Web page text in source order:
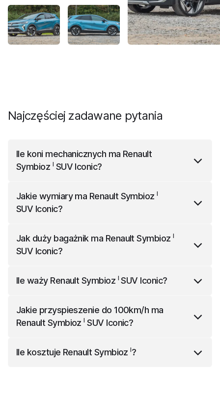
Najczęściej zadawane pytania
Ile koni mechanicznych ma Renault
Symbioz I SUV Iconic?
mechanicznych.
Jakie wymiary ma Renault SymbiozI
SUV Iconic?
1797 mm szerokości i 1575 mm wysokości.
Jak duży bagażnik ma Renault SymbiozI
SUV Iconic?
pojemności 492 l.
Ile waży Renault Symbioz ISUV Iconic?
Jakie przyspieszenie do 100km/h ma
Renault SymbiozI SUV Iconic?
w 10.6 s.
Ile kosztuje Renault SymbiozI?